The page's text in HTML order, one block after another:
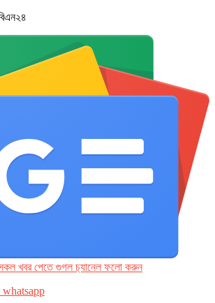
সকল খবর পেতে গুগল চ‌্যানেল ফলো করুন